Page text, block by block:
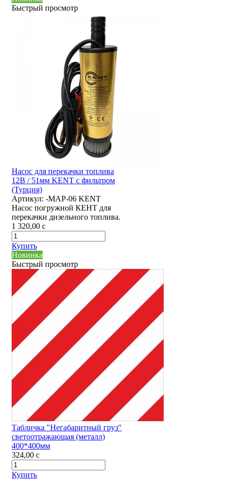
Быстрый просмотр
Насос для перекачки топлива
12В / 51мм KENT с фильтром
(Турция)
Артикул: -MAP-06 KENT
Насос погружной КЕНТ для
перекачки дизельного топлива.
1 320,00 c
Купить
Новинка
Быстрый просмотр
Табличка "Негабаритный груз"
светоотражающая (металл)
400*400мм
324,00 c
Купить